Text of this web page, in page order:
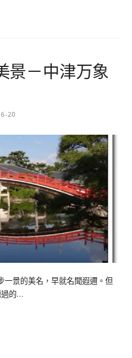
景－中津万象
20
景的美名，早就名聞遐邇。但
過的…